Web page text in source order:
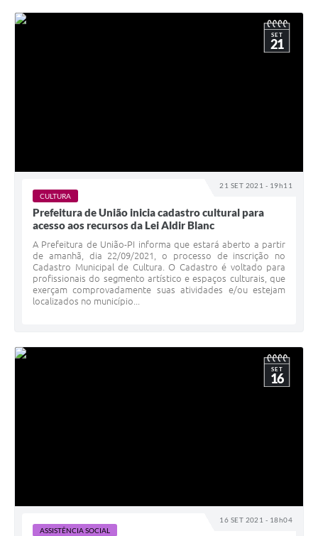
21 SET 2021 - 19h11
SET
21
CULTURA
Prefeitura de União inicia cadastro cultural para
acesso aos recursos da Lei Aldir Blanc
A Prefeitura de União-PI informa que estará aberto a partir
de amanhã, dia 22/09/2021, o processo de inscrição no
Cadastro Municipal de Cultura. O Cadastro é voltado para
profissionais do segmento artístico e espaços culturais, que
exerçam comprovadamente suas atividades e/ou estejam
localizados no município...
16 SET 2021 - 18h04
SET
16
ASSISTÊNCIA SOCIAL